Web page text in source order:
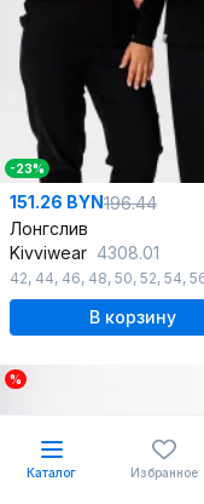
-23%
151.26 BYN196.44
Лонгслив
Kivviwear 4308.01
42, 44, 46, 48, 50, 52, 54,
В корзину
%
Каталог Избранное